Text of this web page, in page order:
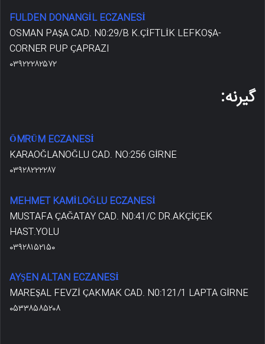
FULDEN DONANGİL ECZANESİ
OSMAN PAŞA CAD. N0:29/B K.ÇİFTLİK LEFKOŞA-
CORNER PUP ÇAPRAZI
۰۳۹۲۲۲۸۲۵۷۲
گیرنه:
ÖMRÜM ECZANESİ
KARAOĞLANOĞLU CAD. NO:256 GİRNE
۰۳۹۲۸۲۲۲۲۸۷
MEHMET KAMİLOĞLU ECZANESİ
MUSTAFA ÇAĞATAY CAD. N0:41/C DR.AKÇİÇEK
HAST.YOLU
۰۳۹۲۸۱۵۲۱۵۰
AYŞEN ALTAN ECZANESİ
MAREŞAL FEVZİ ÇAKMAK CAD. N0:121/1 LAPTA GİRNE
۰۵۳۳۸۵۸۵۲۰۸